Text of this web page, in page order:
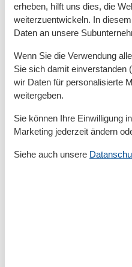
Unterkünfte
Internet im öff. Bereich
Nichtraucherhaus
Wäscheservice
Kurzurlaub
Sie haben das ganze
Kurzurlaub zu machen.
erheben, hilft uns dies, die
weiterzuentwickeln. In
Daten an unsere
Wenn Sie die Verwendung
Sie sich damit einverstanden
wir Daten für personalisierte
weitergeben.
Sie können Ihre Einwilligung
Marketing jederzeit ändern
Siehe auch unsere